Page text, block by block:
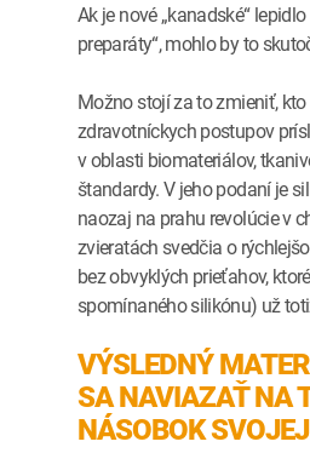
Ak je nové „kanadské“
preparáty“, mohlo by to
Možno stojí za to zmieniť,
zdravotníckych postupov
v oblasti biomateriálov,
štandardy. V jeho podaní je
naozaj na prahu revolúcie v
zvieratách svedčia o
bez obvyklých prieťahov,
spomínaného silikónu) už
VÝSLEDNÝ
SA NAVIAZAŤ NA
NÁSOBOK